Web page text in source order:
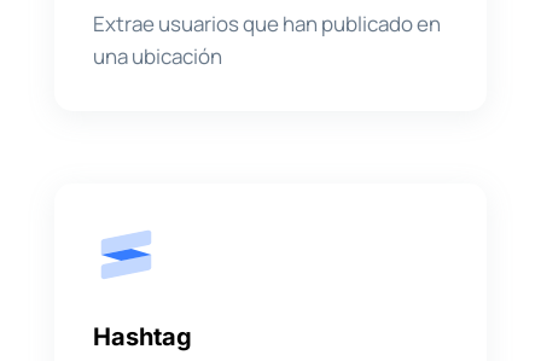
Extrae usuarios que han publicado en
una ubicación
Hashtag